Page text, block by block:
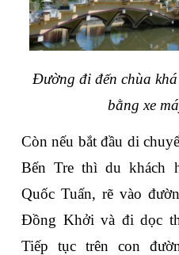
Đường đi đến chùa
bằng xe
Còn nếu bắt đầu di
Bến Tre thì du khách
Quốc Tuấn, rẽ vào
Đồng Khởi và đi dọc
Tiếp tục trên con